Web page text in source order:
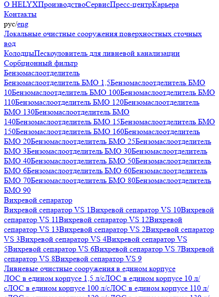
О HELYXПроизводствоСервисПресс-центрКарьера
Контакты
рус/eng
Локальные очистные сооружения поверхностных сточных
вод
КолодцыПескоуловитель для ливневой канализации
Сорбционный фильтр
Бензомаслоотделитель
Бензомаслоотделитель БМО 1,5Бензомаслоотделитель БМО
10Бензомаслоотделитель БМО 100Бензомаслоотделитель БМО
110Бензомаслоотделитель БМО 120Бензомаслоотделитель
БМО 130Бензомаслоотделитель БМО
140Бензомаслоотделитель БМО 15Бензомаслоотделитель БМО
150Бензомаслоотделитель БМО 160Бензомаслоотделитель
БМО 20Бензомаслоотделитель БМО 25Бензомаслоотделитель
БМО 3Бензомаслоотделитель БМО 30Бензомаслоотделитель
БМО 40Бензомаслоотделитель БМО 50Бензомаслоотделитель
БМО 6Бензомаслоотделитель БМО 60Бензомаслоотделитель
БМО 70Бензомаслоотделитель БМО 80Бензомаслоотделитель
БМО 90
Вихревой сепаратор
Вихревой сепаратор VS 1Вихревой сепаратор VS 10Вихревой
сепаратор VS 11Вихревой сепаратор VS 12Вихревой
сепаратор VS 13Вихревой сепаратор VS 2Вихревой сепаратор
VS 3Вихревой сепаратор VS 4Вихревой сепаратор VS
5Вихревой сепаратор VS 6Вихревой сепаратор VS 7Вихревой
сепаратор VS 8Вихревой сепаратор VS 9
Ливневые очистные сооружения в едином корпусе
ЛОС в едином корпусе 1,5 л/сЛОС в едином корпусе 10 л/
сЛОС в едином корпусе 100 л/сЛОС в едином корпусе 110 л/